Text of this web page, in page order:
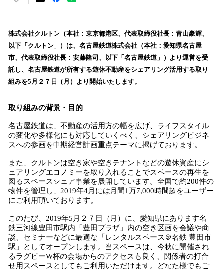
い
！
数
を
読
込
中
す
株式会社クルトン（本社：東京都港区、代表取締役社長：青山豪輝、
以下「クルトン」）は、名古屋鉄道株式会社（本社：愛知県名古屋
市、代表取締役社長：安藤隆司、以下「名古屋鉄道」）より運営を受
託し、名古屋鉄道が所有する遊休不動産をシェアリング活用する取り
組みを5月２７日（月）より開始いたします。
取り組みの背景・目的
名古屋鉄道は、不動産の活用方の幅を広げ、ライフスタイル
の変化や多様化にも対応していくべく、シェアリングビジネ
スへの参画を中期経営計画重点テーマに掲げております。
また、クルトンは空き家や空きテナントなどの遊休資産にシ
ェアリングエコノミーを取り入れることでスペースの再生を
図るスペースシェア事業を展開しています。全国で約200件の
物件を管理し、2019年4月には月間1万7,000時間超をユーザー
にご利用頂いております。
このたび、2019年5月２７日（月）に、愛知県にあります名
鉄三河線豊田市駅内「豊田プラザ」内の空き区画を会議や商
談、セミナーなどに最適な「レンタルスペース＠名鉄 豊田市
駅」としてオープンします。当スペースは、今秋に開催され
るラグビーW杯の会場からのアクセスも良く、関係者の打合
せ用スペースとしてもご利用いただけます。どなた様でもご